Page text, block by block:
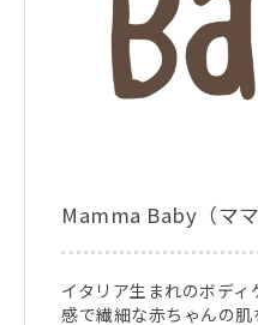
Mamma Baby（ママ
イタリア生まれのボデ
感で繊細な赤ちゃんの